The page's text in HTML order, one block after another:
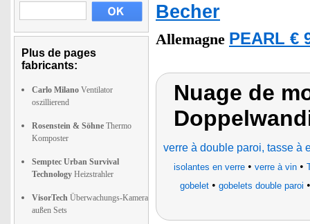
Plus de pages
fabricants:
Carlo Milano Ventilator
oszillierend
Rosenstein & Söhne Thermo
Komposter
Semptec Urban Survival
Technology Heizstrahler
VisorTech Überwachungs-Kamera
außen Sets
Becher
Allemagne PEARL €
Nuage de
verre à double paroi, tasse à
isolantes en verre• verre à vin•
gobelet • gobelets double paroi